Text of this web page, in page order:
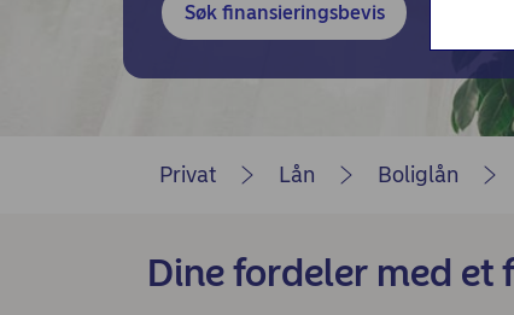
Nordea Liv (nettside)
Søk finansieringsbevis
Privat Lån Boliglån
Dine fordeler med et